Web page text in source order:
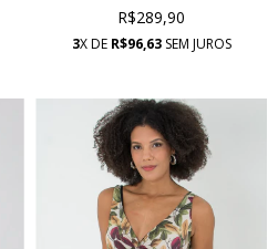
MAGNA TULE
R$289,90
3X DE R$96,63SEM JUROS